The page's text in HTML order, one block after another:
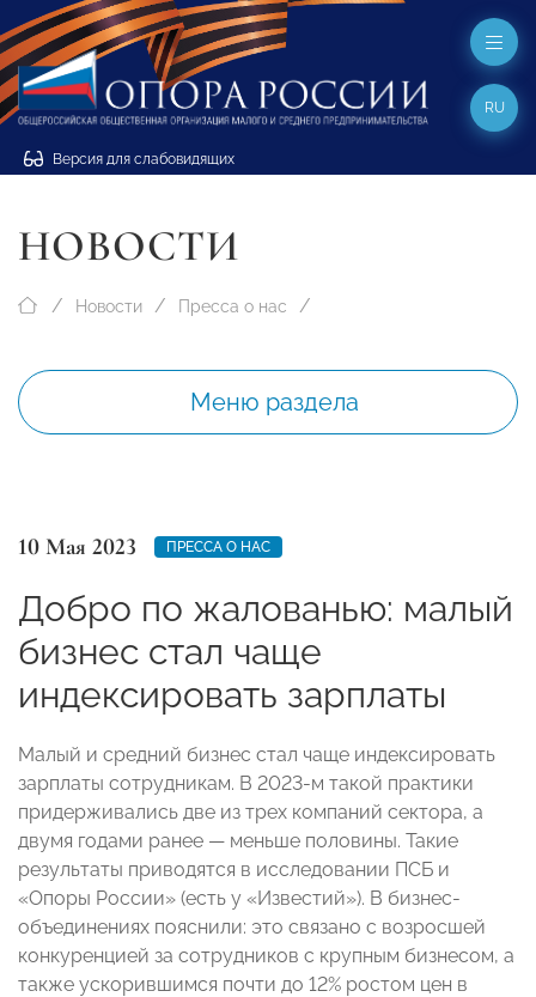
Версия для слабовидящих
RU
НОВОСТИ
Новости Пресса о нас
Меню раздела
10 Мая 2023 ПРЕССА О НАС
Добро по жалованью: малый
бизнес стал чаще
индексировать зарплаты
Малый и средний бизнес стал чаще индексировать
зарплаты сотрудникам. В 2023-м такой практики
придерживались две из трех компаний сектора, а
двумя годами ранее — меньше половины. Такие
результаты приводятся в исследовании ПСБ и
«Опоры России» (есть у «Известий»). В бизнес-
объединениях пояснили: это связано с возросшей
конкуренцией за сотрудников с крупным бизнесом, а
также ускорившимся почти до 12% ростом цен в